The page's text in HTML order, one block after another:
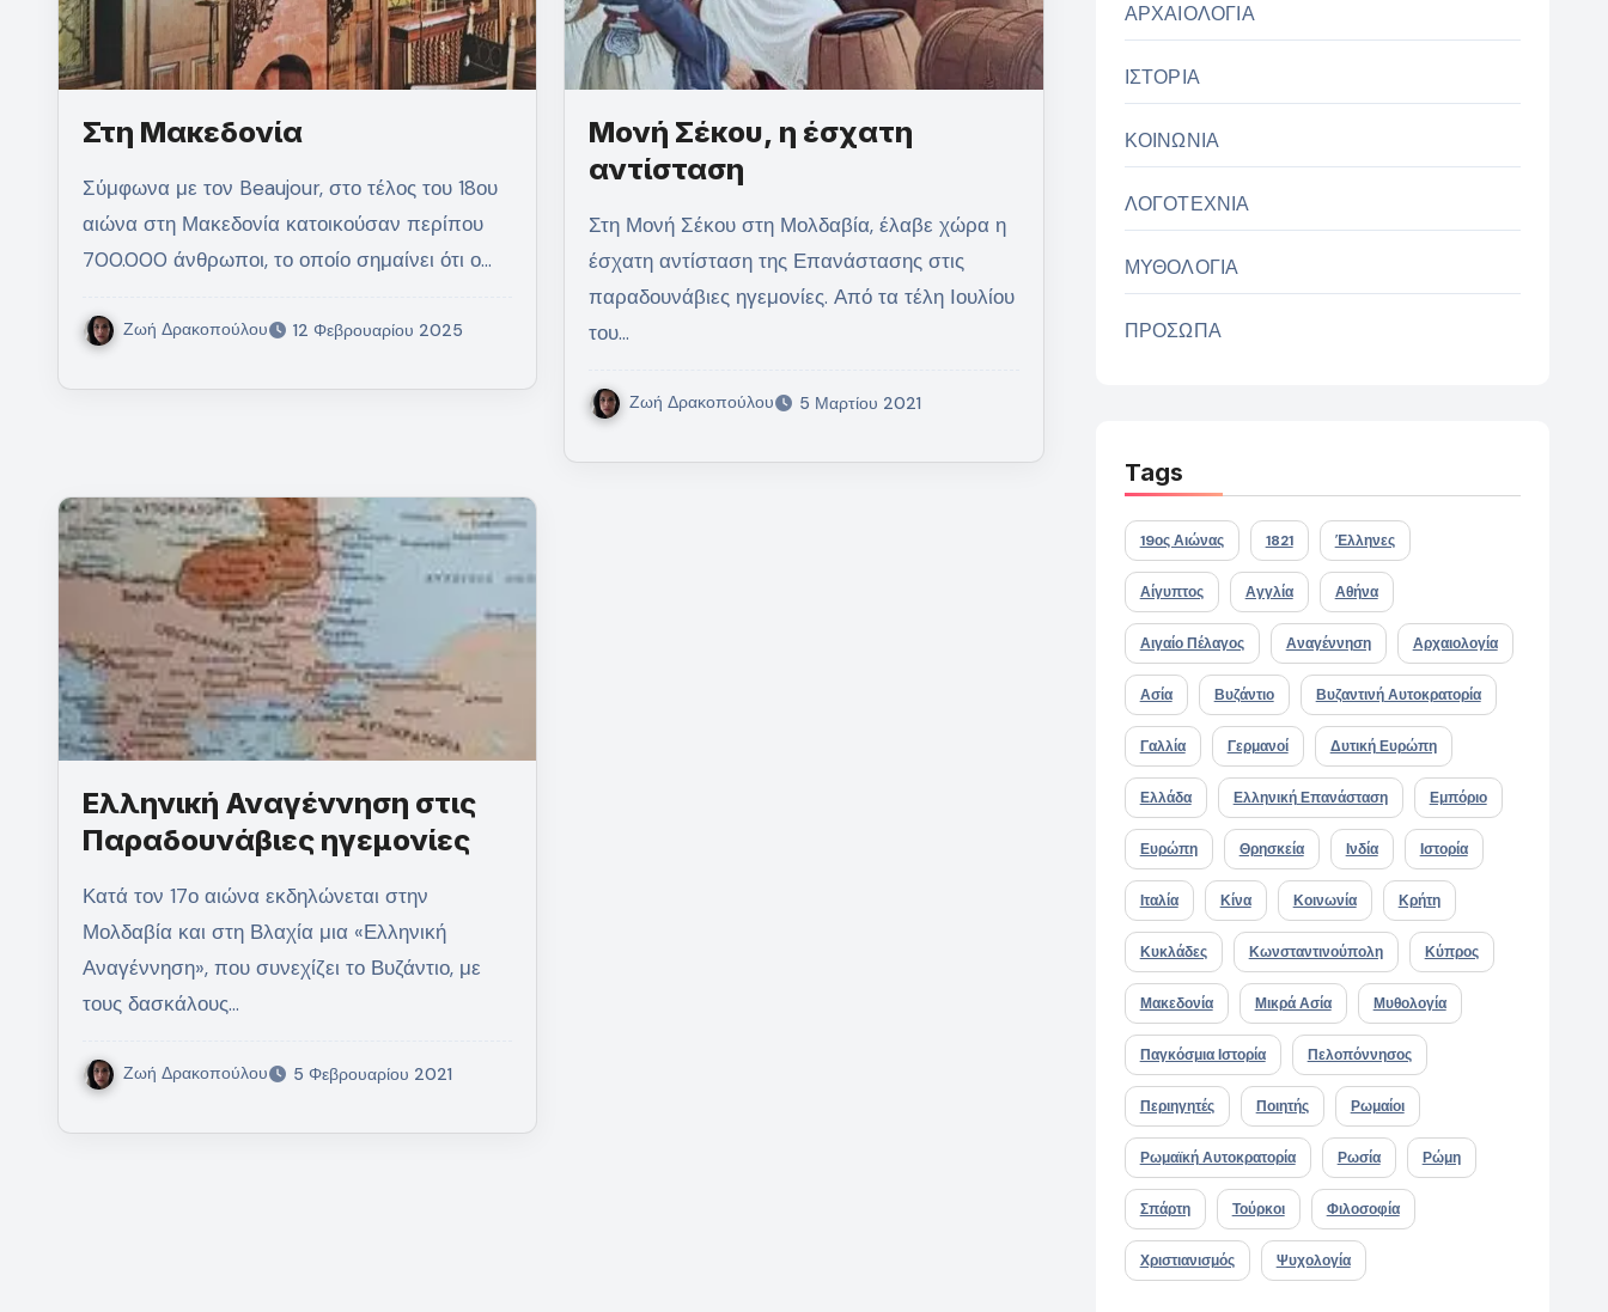
Στη Μακεδονία
Σύμφωνα με τον Beaujour, στο τέλος του 18ου
αιώνα στη Μακεδονία κατοικούσαν περίπου
700.000 άνθρωποι, το οποίο σημαίνει ότι ο…
Ζωή Δρακοπούλου 12 Φεβρουαρίου 2025
Μονή Σέκου, η έσχατη
αντίσταση
Στη Μονή Σέκου στη Μολδαβία, έλαβε χώρα η
έσχατη αντίσταση της Επανάστασης στις
παραδουνάβιες ηγεμονίες. Από τα τέλη Ιουλίου
του…
Ζωή Δρακοπούλου 5 Μαρτίου 2021
Ελληνική Αναγέννηση στις
Παραδουνάβιες ηγεμονίες
Κατά τον 17ο αιώνα εκδηλώνεται στην
Μολδαβία και στη Βλαχία μια «Ελληνική
Αναγέννηση», που συνεχίζει το Βυζάντιο, με
τους δασκάλους…
Ζωή Δρακοπούλου 5 Φεβρουαρίου 2021
ΑΡΧΑΙΟΛΟΓΙΑ
ΙΣΤΟΡΙΑ
ΚΟΙΝΩΝΙΑ
ΛΟΓΟΤΕΧΝΙΑ
ΜΥΘΟΛΟΓΙΑ
ΠΡΟΣΩΠΑ
Tags
19ος Αιώνας 1821 Έλληνες
Αίγυπτος Αγγλία Αθήνα
Αιγαίο Πέλαγος Αναγέννηση Αρχαιολογία
Ασία Βυζάντιο Βυζαντινή Αυτοκρατορία
Γαλλία Γερμανοί Δυτική Ευρώπη
Ελλάδα Ελληνική Επανάσταση Εμπόριο
Ευρώπη Θρησκεία Ινδία Ιστορία
Ιταλία Κίνα Κοινωνία Κρήτη
Κυκλάδες Κωνσταντινούπολη Κύπρος
Μακεδονία Μικρά Ασία Μυθολογία
Παγκόσμια Ιστορία Πελοπόννησος
Περιηγητές Ποιητής Ρωμαίοι
Ρωμαϊκή Αυτοκρατορία Ρωσία Ρώμη
Σπάρτη Τούρκοι Φιλοσοφία
Χριστιανισμός Ψυχολογία